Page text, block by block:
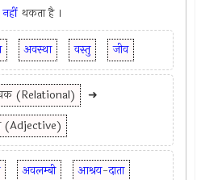
नहीं थकता है ।
अवस्था वस्तु जीव
(Relational)
➜
(Adjective)
अवलम्बी आश्रय-दाता